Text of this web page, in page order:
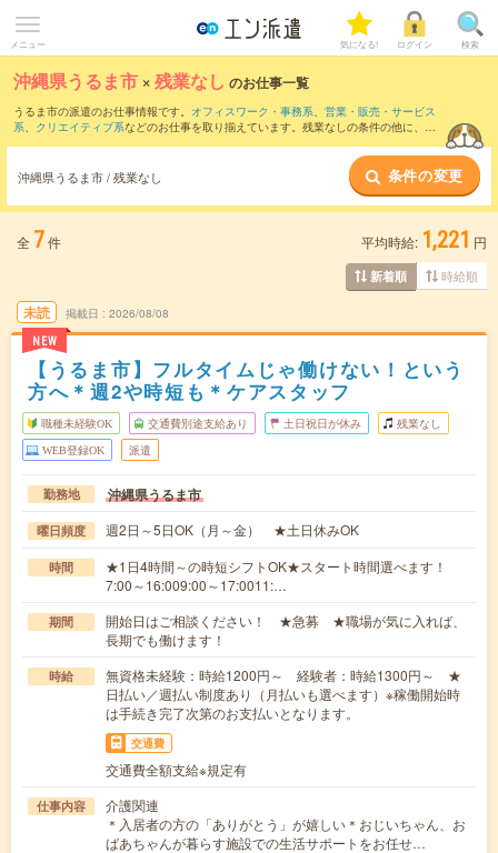
メニュー 気になる! ログイン 検索
沖縄県うるま市 ×残業なし のお仕事一覧
うるま市の派遣のお仕事情報です。 オフィスワーク・事務系、 営業・販売・サービス
系、 クリエイティブ系などのお仕事を取り揃えています。残業なしの条件の他に、 交
沖縄県うるま市 / 残業なし 条件の変更
全 7件 平均時給: 1,221 円
新着順 時給順
未読
NEW
掲載日 2026/08/08
【うるま市】フルタイムじゃ働けない！という
方へ＊週2や時短も＊ケアスタッフ
職種未経験OK 交通費別途支給あり 土日祝日が休み 残業なし
WEB登録OK 派遣
勤務地 沖縄県うるま市
曜日頻度 週2日～5日OK（月～金） ★土日休みOK
時間
★1日4時間～の時短シフトOK★スタート時間選べます！
7:00～16:009:00～17:0011:…
期間
開始日はご相談ください！ ★急募 ★職場が気に入れば、
長期でも働けます！
時給
無資格未経験：時給1200円～ 経験者：時給1300円～ ★
日払い／週払い制度あり（月払いも選べます）※稼働開始時
は手続き完了次第のお支払いとなります。
交通費
交通費全額支給※規定有
仕事内容
介護関連
＊入居者の方の「ありがとう」が嬉しい＊おじいちゃん、お
ばあちゃんが暮らす施設での生活サポートをお任せ…